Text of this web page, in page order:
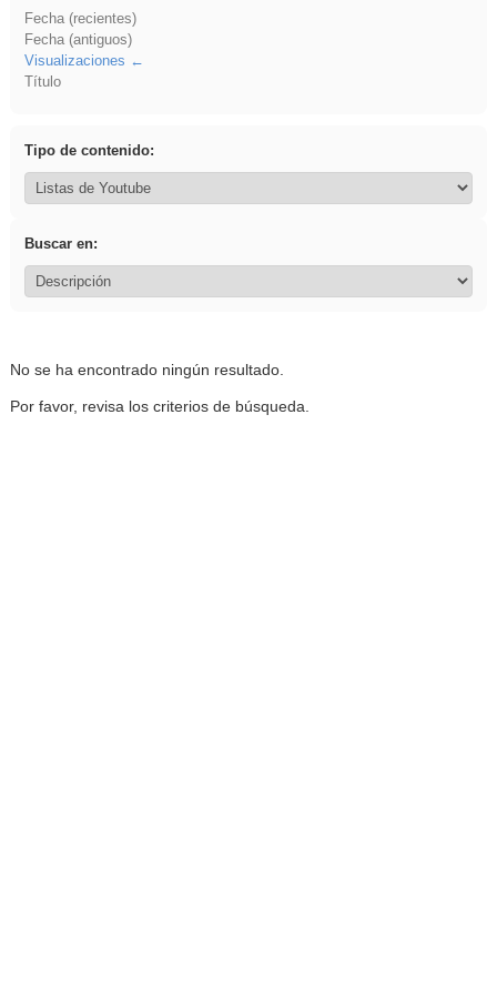
Fecha (recientes)
Fecha (antiguos)
Visualizaciones
Título
Tipo de contenido:
Buscar en:
No se ha encontrado ningún resultado.
Por favor, revisa los criterios de búsqueda.